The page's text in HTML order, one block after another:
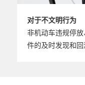
对于不文明行为
非机动车违规停
件的及时发现和回